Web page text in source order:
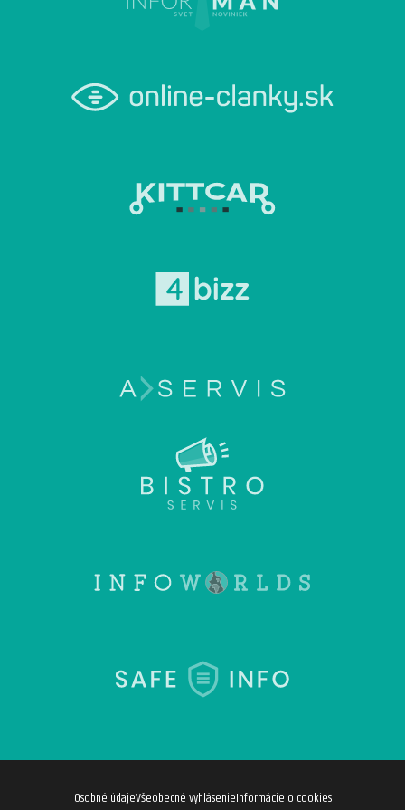
Osobné údajeVšeobecné vyhlásenieInformácie o cookies